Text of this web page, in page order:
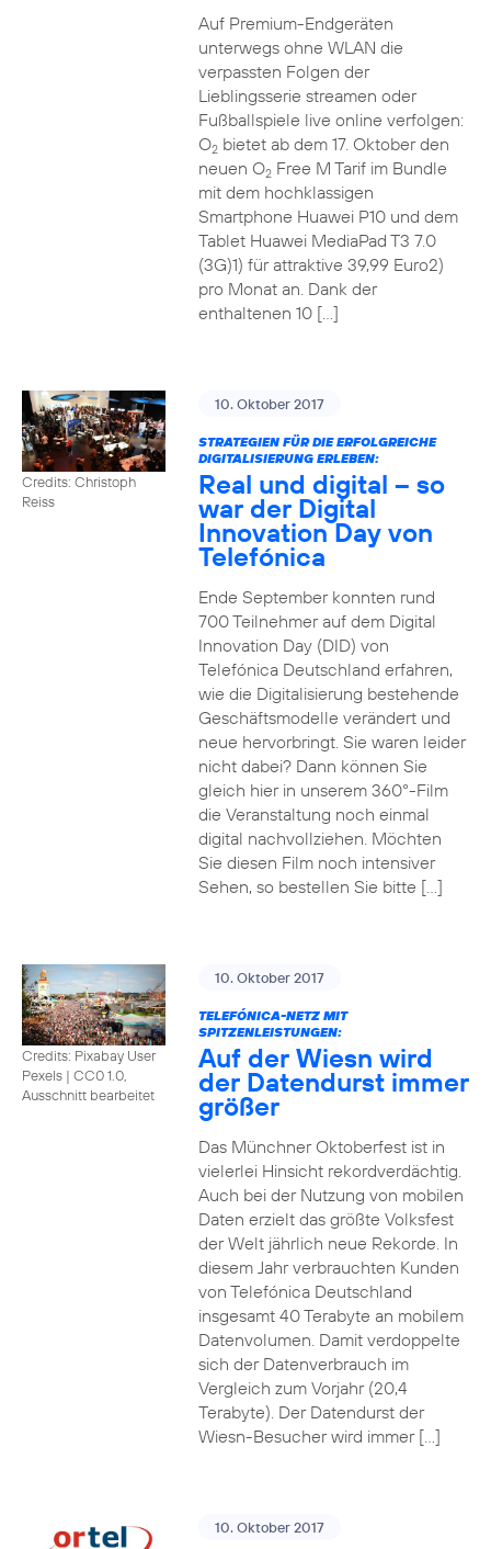
Auf Premium-Endgeräten
unterwegs ohne WLAN die
verpassten Folgen der
Lieblingsserie streamen oder
Fußballspiele live online verfolgen:
O2bietet ab dem 17. Oktober den
neuen O2Free M Tarif im Bundle
mit dem hochklassigen
Smartphone Huawei P10 und dem
Tablet Huawei MediaPad T3 7.0
(3G)1) für attraktive 39,99 Euro2)
pro Monat an. Dank der
enthaltenen 10 […]
Credits: Christoph
Reiss
10. Oktober 2017
STRATEGIEN FÜR DIE ERFOLGREICHE
DIGITALISIERUNG ERLEBEN:
Real und digital – so
war der Digital
Innovation Day von
Telefónica
Ende September konnten rund
700 Teilnehmer auf dem Digital
Innovation Day (DID) von
Telefónica Deutschland erfahren,
wie die Digitalisierung bestehende
Geschäftsmodelle verändert und
neue hervorbringt. Sie waren leider
nicht dabei? Dann können Sie
gleich hier in unserem 360°-Film
die Veranstaltung noch einmal
digital nachvollziehen. Möchten
Sie diesen Film noch intensiver
Sehen, so bestellen Sie bitte […]
Credits: Pixabay User
Pexels | CC0 1.0,
Ausschnitt bearbeitet
10. Oktober 2017
TELEFÓNICA-NETZ MIT
SPITZENLEISTUNGEN:
Auf der Wiesn wird
der Datendurst immer
größer
Das Münchner Oktoberfest ist in
vielerlei Hinsicht rekordverdächtig.
Auch bei der Nutzung von mobilen
Daten erzielt das größte Volksfest
der Welt jährlich neue Rekorde. In
diesem Jahr verbrauchten Kunden
von Telefónica Deutschland
insgesamt 40 Terabyte an mobilem
Datenvolumen. Damit verdoppelte
sich der Datenverbrauch im
Vergleich zum Vorjahr (20,4
Terabyte). Der Datendurst der
Wiesn-Besucher wird immer […]
10. Oktober 2017